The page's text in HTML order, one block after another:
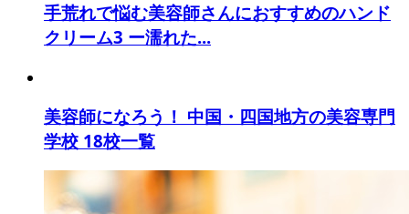
手荒れで悩む美容師さんにおすすめのハンド
クリーム3 ー濡れた...
美容師になろう！ 中国・四国地方の美容専門
学校 18校一覧